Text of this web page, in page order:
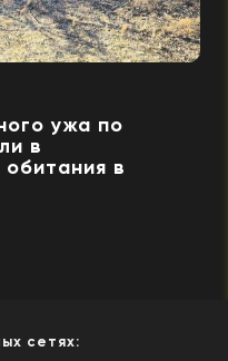
ужа по
в
в
сетях: